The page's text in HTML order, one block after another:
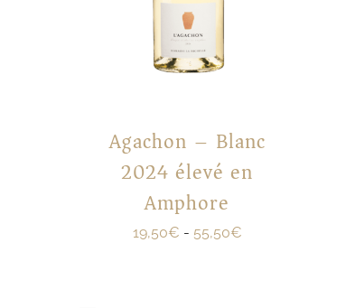
Agachon – Blanc
2024 élevé en
Amphore
19,50€ - 55,50€